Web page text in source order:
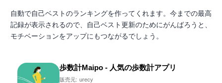
自動で自己ベストのランキングを作ってくれます。今までの最高
記録が表示されるので、自己ベスト更新のためにがんばろうと、
モチベーションをアップにもつながるでしょう。
歩数計Maipo - 人気の歩数計アプリ
販売元: urecy